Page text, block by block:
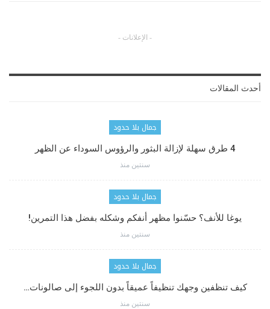
- الإعلانات -
أحدث المقالات
جمال بلا حدود
4 طرق سهلة لإزالة البثور والرؤوس السوداء عن الظهر
سنتين منذ
جمال بلا حدود
يوغا للأنف؟ حسّنوا مظهر أنفكم وشكله بفضل هذا التمرين!
سنتين منذ
جمال بلا حدود
كيف تنظفين وجهك تنظيفاً عميقاً بدون اللجوء إلى صالونات…
سنتين منذ